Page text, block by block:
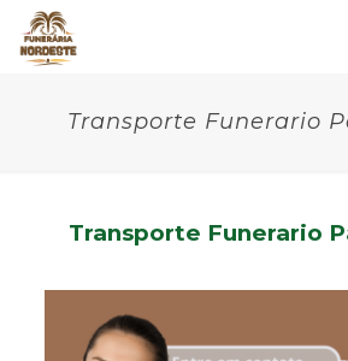
Transporte Funerario
Transporte Funerario